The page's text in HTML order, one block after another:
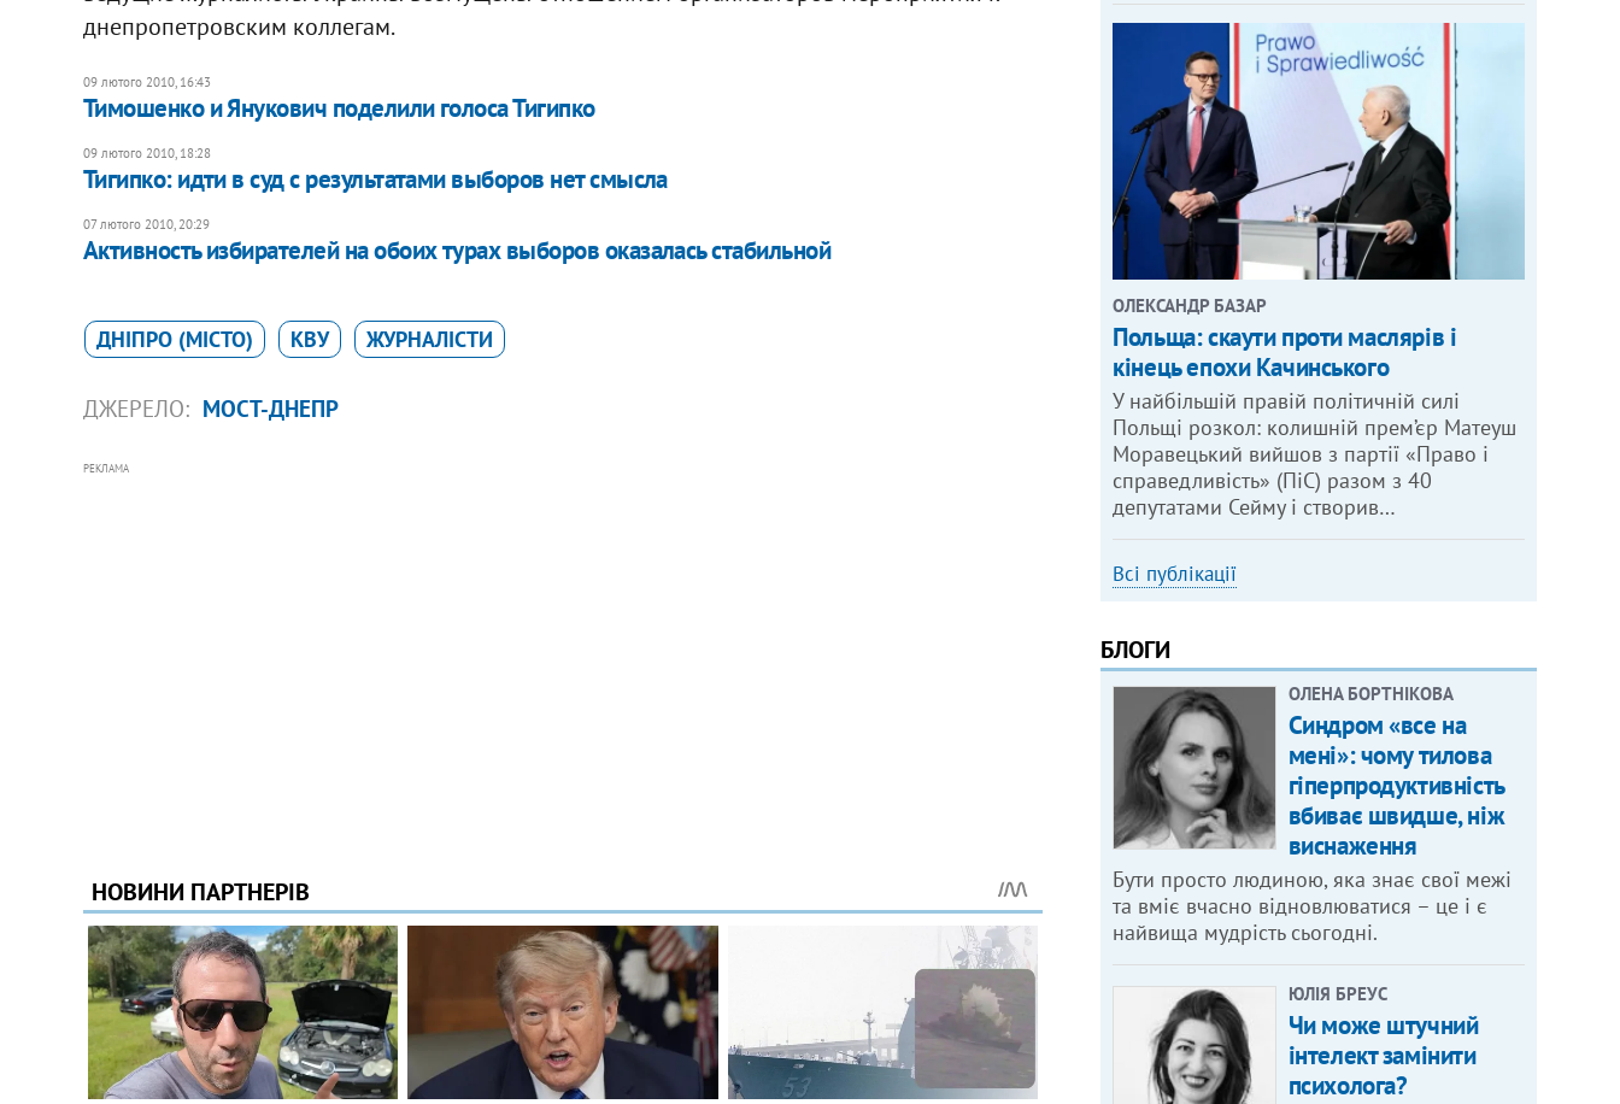
днепропетровским коллегам.
09 лютого 2010, 16:43
Тимошенко и Янукович поделили голоса Тигипко
09 лютого 2010, 18:28
Тигипко: идти в суд с результатами выборов нет смысла
07 лютого 2010, 20:29
Активность избирателей на обоих турах выборов оказалась стабильной
ДНІПРО (МІСТО) КВУ ЖУРНАЛІСТИ
ДЖЕРЕЛО: МОСТ-ДНЕПР
РЕКЛАМА
ОЛЕКСАНДР БАЗАР
Польща: скаути проти маслярів і
кінець епохи Качинського
У найбільшій правій політичній силі
Польщі розкол: колишній прем’єр Матеуш
Моравецький вийшов з партії «Право і
справедливість» (ПіС) разом з 40
депутатами Сейму і створив…
Всі публікації
БЛОГИ
ОЛЕНА БОРТНІКОВА
Синдром «все на
мені»: чому тилова
гіперпродуктивність
вбиває швидше, ніж
виснаження
Бути просто людиною, яка знає свої межі
та вміє вчасно відновлюватися – це і є
найвища мудрість сьогодні.
ЮЛІЯ БРЕУС
Чи може штучний
інтелект замінити
психолога?